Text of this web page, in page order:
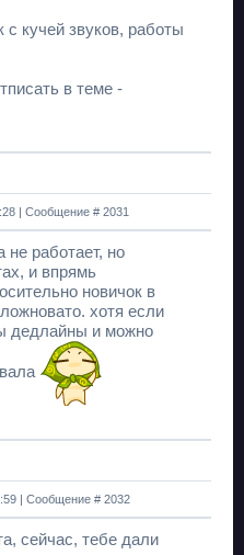
с кучей звуков, работы
в теме -
| Сообщение # 2031
не работает, но
и впрямь
новичок в
хотя если
дедлайны и можно
| Сообщение # 2032
сейчас, тебе дали